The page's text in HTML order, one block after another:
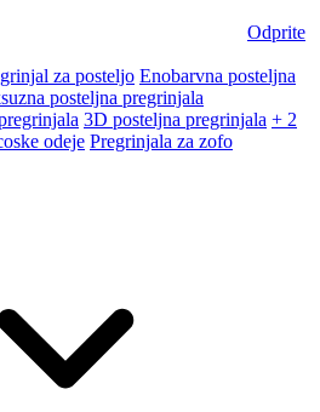
Odprite
za posteljo Enobarvna posteljna
posteljna pregrinjala
3D posteljna pregrinjala + 2
odeje Pregrinjala za zofo